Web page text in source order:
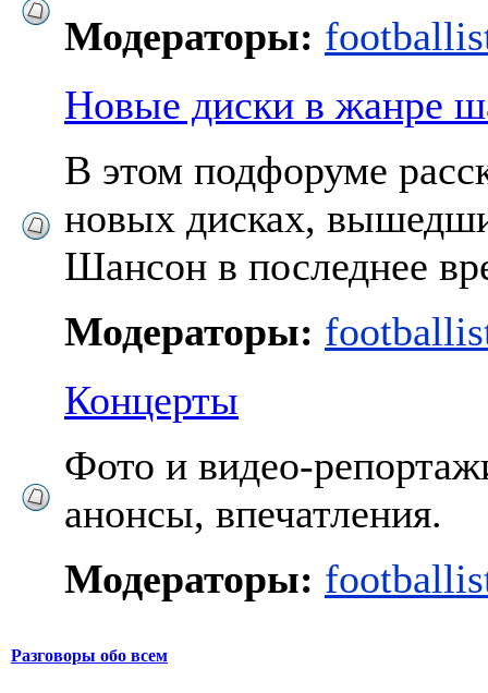
Модераторы:
Новые диски в жанре
В этом подфоруме
новых дисках,
Шансон в последнее
Модераторы:
Концерты
Фото и видео-
анонсы, впечатления.
Модераторы:
Разговоры обо всем